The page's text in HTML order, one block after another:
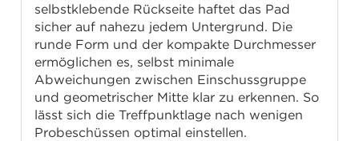
selbstklebende Rückseite haftet das Pad
sicher auf nahezu jedem Untergrund. Die
runde Form und der kompakte Durchmesser
ermöglichen es, selbst minimale
Abweichungen zwischen Einschussgruppe
und geometrischer Mitte klar zu erkennen. So
lässt sich die Treffpunktlage nach wenigen
Probeschüssen optimal einstellen.